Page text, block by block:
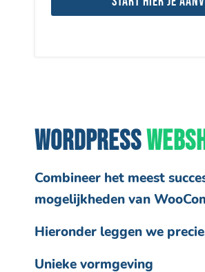
WORDPRESS
Combineer het meest
mogelijkheden van
Hieronder leggen we
Unieke vormgeving